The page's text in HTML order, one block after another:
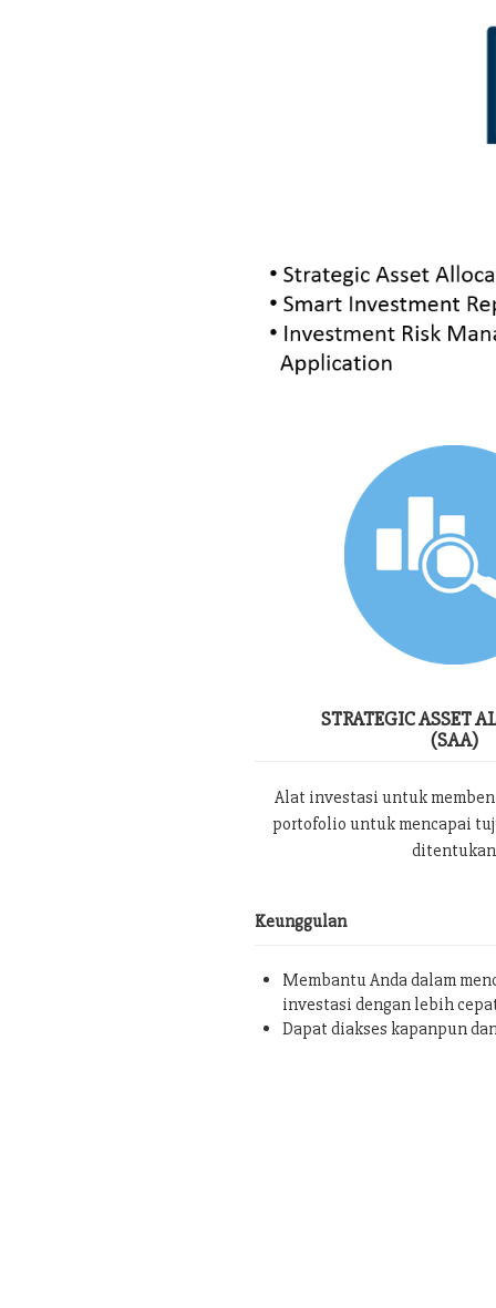
STRATEGIC ASSET
(SAA)
Alat investasi untuk
portofolio untuk mencapai
ditentukan
Keunggulan
Membantu Anda dalam
investasi dengan lebih
Dapat diakses kapanpun